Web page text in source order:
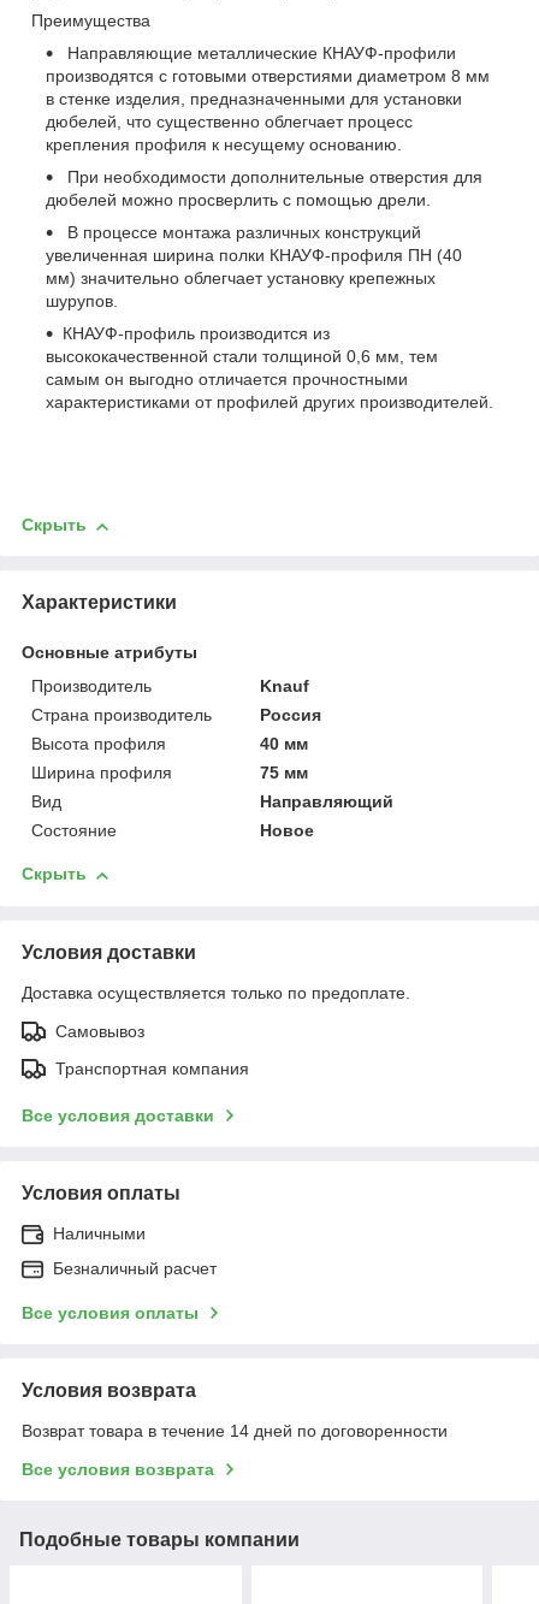
Преимущества
Направляющие металлические КНАУФ-профили
производятся с готовыми отверстиями диаметром 8 мм
в стенке изделия, предназначенными для установки
дюбелей, что существенно облегчает процесс
крепления профиля к несущему основанию.
При необходимости дополнительные отверстия для
дюбелей можно просверлить с помощью дрели.
В процессе монтажа различных конструкций
увеличенная ширина полки КНАУФ-профиля ПН (40
мм) значительно облегчает установку крепежных
шурупов.
КНАУФ-профиль производится из
высококачественной стали толщиной 0,6 мм, тем
самым он выгодно отличается прочностными
характеристиками от профилей других производителей.
Скрыть
Характеристики
Основные атрибуты
Производитель
Knauf
Страна производитель
Россия
Высота профиля
40 мм
Ширина профиля
75 мм
Вид
Направляющий
Состояние
Новое
Скрыть
Условия доставки
Доставка осуществляется только по предоплате.
Самовывоз
Транспортная компания
Все условия доставки
Условия оплаты
Наличными
Безналичный расчет
Все условия оплаты
Условия возврата
Возврат товара в течение 14 дней по договоренности
Все условия возврата
Подобные товары компании